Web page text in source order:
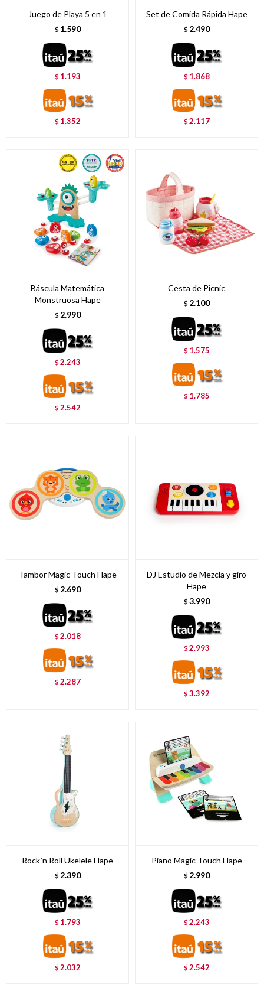
Juego de Playa 5 en 1
$ 1.590
$ 1.193
$ 1.352
Set de Comida Rápida Hape
$ 2.490
$ 1.868
$2.117
Báscula Matemática
Monstruosa Hape
$ 2.990
$2.243
$2.542
Cesta de Picnic
$ 2.100
$ 1.575
$ 1.785
Tambor Magic Touch Hape
$ 2.690
$2.018
$2.287
DJ Estudio de Mezcla y giro
Hape
$ 3.990
$2.993
$3.392
Rock´n Roll Ukelele Hape
$ 2.390
$ 1.793
$2.032
Piano Magic Touch Hape
$ 2.990
$2.243
$2.542